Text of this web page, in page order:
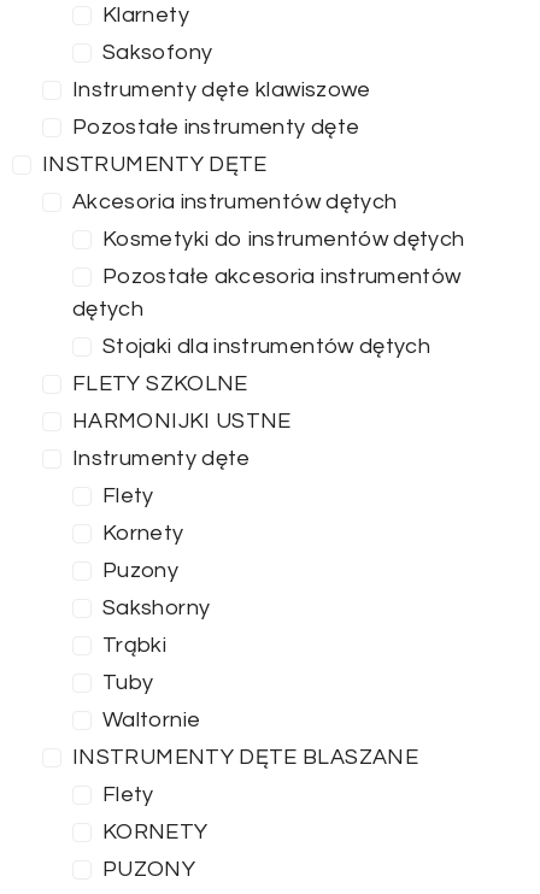
Klarnety
Saksofony
Instrumenty dęte klawiszowe
Pozostałe instrumenty dęte
INSTRUMENTY DĘTE
Akcesoria instrumentów dętych
Kosmetyki do instrumentów dętych
Pozostałe akcesoria instrumentów
dętych
Stojaki dla instrumentów dętych
FLETY SZKOLNE
HARMONIJKI USTNE
Instrumenty dęte
Flety
Kornety
Puzony
Sakshorny
Trąbki
Tuby
Waltornie
INSTRUMENTY DĘTE BLASZANE
Flety
KORNETY
PUZONY